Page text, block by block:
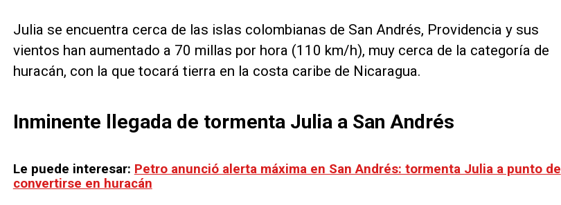
Julia se encuentra cerca de las islas colombianas de San Andrés, Providencia y sus
vientos han aumentado a 70 millas por hora (110 km/h), muy cerca de la categoría de
huracán, con la que tocará tierra en la costa caribe de Nicaragua.
Inminente llegada de tormenta Julia a San Andrés
Le puede interesar: Petro anunció alerta máxima en San Andrés: tormenta Julia a punto de
convertirse en huracán